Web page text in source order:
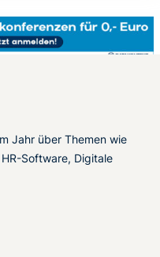
Jahr über Themen wie
Software, Digitale